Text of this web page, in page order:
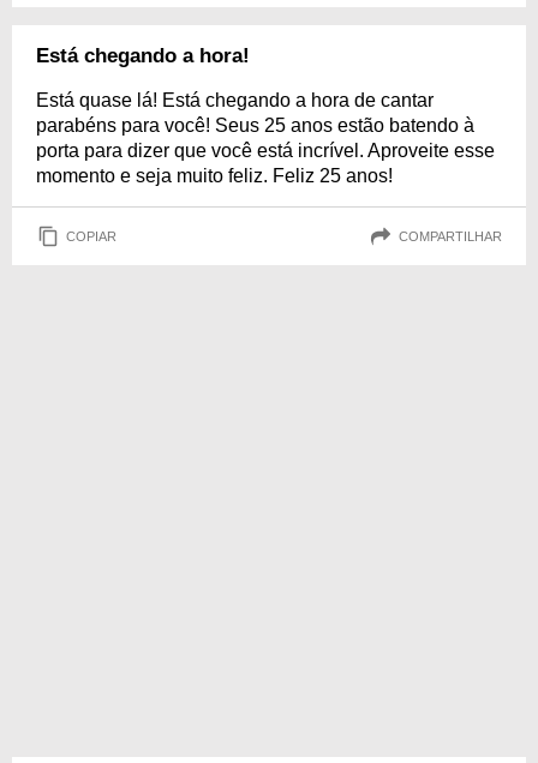
Está chegando a hora!
Está quase lá! Está chegando a hora de cantar
parabéns para você! Seus 25 anos estão batendo à
porta para dizer que você está incrível. Aproveite esse
momento e seja muito feliz. Feliz 25 anos!
COPIAR COMPARTILHAR